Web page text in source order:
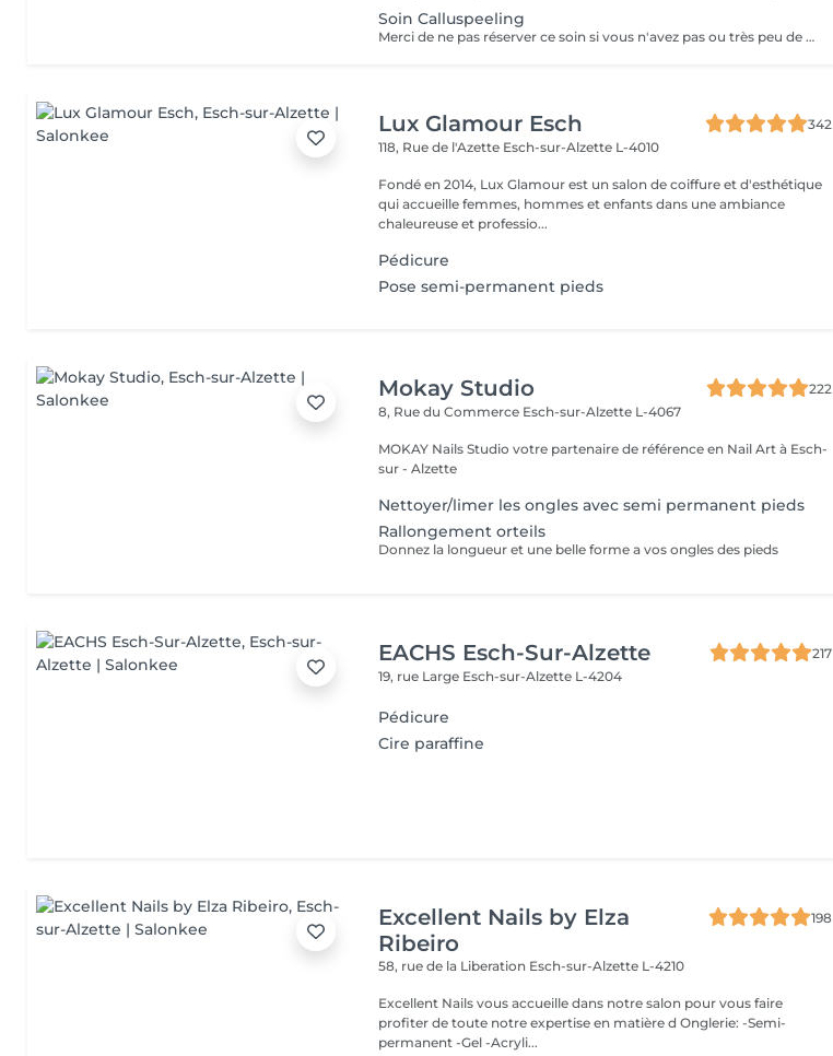
Soin Calluspeeling
Merci de ne pas réserver ce soin si vous n'avez pas ou très peu de callosités !!! Limage des ongles, retrait des cuticules, application du soin Calluspeeling qui va éliminer les callosités afin de retrouver des pieds lisses, doux et hydratés. Contre-indications : coupures, ampoules, hyperhidrose, peau irritée, diabète, grossesse (se diriger vers la pédicure)
Lux Glamour Esch
342
118, Rue de l'Azette Esch-sur-Alzette L-4010
Fondé en 2014, Lux Glamour est un salon de coiffure et d'esthétique
qui accueille femmes, hommes et enfants dans une ambiance
chaleureuse et professio...
Pédicure
Pose semi-permanent pieds
Mokay Studio
222
8, Rue du Commerce Esch-sur-Alzette L-4067
MOKAY Nails Studio votre partenaire de référence en Nail Art à Esch-
sur - Alzette
Nettoyer/limer les ongles avec semi permanent pieds
Rallongement orteils
Donnez la longueur et une belle forme a vos ongles des pieds
EACHS Esch-Sur-Alzette
217
19, rue Large Esch-sur-Alzette L-4204
Pédicure
Cire paraffine
Excellent Nails by Elza
Ribeiro
198
58, rue de la Liberation Esch-sur-Alzette L-4210
Excellent Nails vous accueille dans notre salon pour vous faire
profiter de toute notre expertise en matière d Onglerie: -Semi-
permanent -Gel -Acryli...